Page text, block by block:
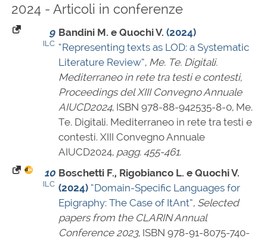
2024 - Articoli in conferenze
9
ILC
Bandini M. e Quochi V. (2024)
“Representing texts as LOD: a Systematic
Literature Review”, Me. Te. Digitali.
Mediterraneo in rete tra testi e contesti,
Proceedings del XIII Convegno Annuale
AIUCD2024, ISBN 978-88-942535-8-0, Me.
Te. Digitali. Mediterraneo in rete tra testi e
contesti. XIII Convegno Annuale
AIUCD2024, pagg. 455-461.
10
ILC
Boschetti F., Rigobianco L. e Quochi V.
(2024) “Domain-Specific Languages for
Epigraphy: The Case of ItAnt”, Selected
papers from the CLARIN Annual
Conference 2023, ISBN 978-91-8075-740-